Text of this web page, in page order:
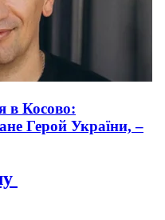
в Косово:
Герой України, –